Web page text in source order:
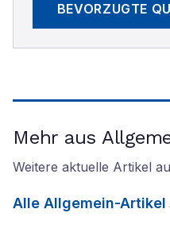
BEVORZUGTE
Mehr aus
Weitere aktuelle Artikel
Alle Allgemein-Artikel